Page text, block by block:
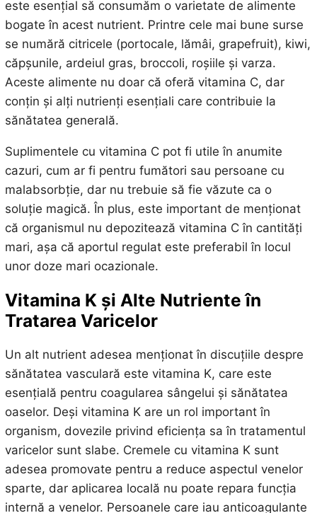
este esențial să consumăm o varietate de alimente
bogate în acest nutrient. Printre cele mai bune surse
se numără citricele (portocale, lămâi, grapefruit), kiwi,
căpșunile, ardeiul gras, broccoli, roșiile și varza.
Aceste alimente nu doar că oferă vitamina C, dar
conțin și alți nutrienți esențiali care contribuie la
sănătatea generală.
Suplimentele cu vitamina C pot fi utile în anumite
cazuri, cum ar fi pentru fumători sau persoane cu
malabsorbție, dar nu trebuie să fie văzute ca o
soluție magică. În plus, este important de menționat
că organismul nu depozitează vitamina C în cantități
mari, așa că aportul regulat este preferabil în locul
unor doze mari ocazionale.
Vitamina K și Alte Nutriente în
Tratarea Varicelor
Un alt nutrient adesea menționat în discuțiile despre
sănătatea vasculară este vitamina K, care este
esențială pentru coagularea sângelui și sănătatea
oaselor. Deși vitamina K are un rol important în
organism, dovezile privind eficiența sa în tratamentul
varicelor sunt slabe. Cremele cu vitamina K sunt
adesea promovate pentru a reduce aspectul venelor
sparte, dar aplicarea locală nu poate repara funcția
internă a venelor. Persoanele care iau anticoagulante